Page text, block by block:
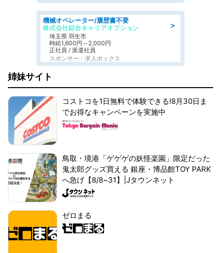
＞
機械オペレーター/履歴書不要
株式会社綜合キャリアオプション
埼玉県 羽生市
時給1,600円～2,000円
正社員 / 派遣社員
スポンサー：求人ボックス
姉妹サイト
コストコを1日無料で体験できる!8月30日ま
でお得なキャンペーンを実施中
鳥取・境港「ゲゲゲの妖怪楽園」限定だった
鬼太郎グッズ買える 銀座・博品館TOY PARK
へ急げ【8/8~31】|Jタウンネット
ゼロまる